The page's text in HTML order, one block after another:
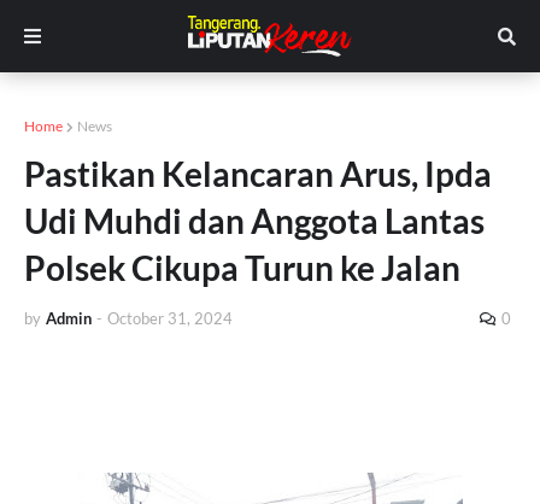
Home News
Pastikan Kelancaran Arus, Ipda
Udi Muhdi dan Anggota Lantas
Polsek Cikupa Turun ke Jalan
by Admin - October 31, 2024 0